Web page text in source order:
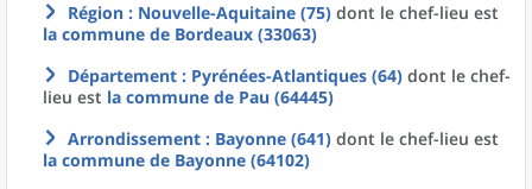
Région : Nouvelle-Aquitaine (75) dont le chef-lieu est
la commune de Bordeaux (33063)
Département : Pyrénées-Atlantiques (64) dont le chef-
lieu est la commune de Pau (64445)
Arrondissement : Bayonne (641) dont le chef-lieu est
la commune de Bayonne (64102)